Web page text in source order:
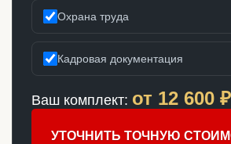
Охрана труда
Кадровая документация
Ваш комплект: от 12 600 ₽
УТОЧНИТЬ ТОЧНУЮ